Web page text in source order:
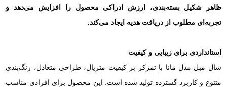
ظاهر شکیل بسته‌بندی، ارزش ادراکی محصول را افزایش می‌دهد و
تجربه‌ای مطلوب از دریافت هدیه ایجاد می‌کند.
استانداردی برای زیبایی و کیفیت
شال مبل مدل مانا با تمرکز بر کیفیت متریال، طراحی متعادل، رنگ‌بندی
متنوع و کاربرد گسترده تولید شده است. این محصول برای افرادی مناسب